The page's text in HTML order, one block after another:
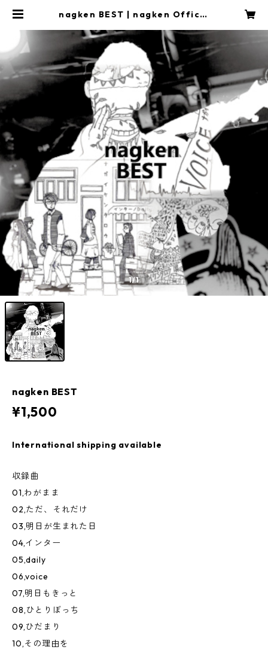
nagken BEST | nagken Officia
1/1
nagken BEST
¥1,500
International shipping available
収録曲
01,わがまま
02,ただ、それだけ
03,明日が生まれた日
04,インター
05,daily
06,voice
07,明日もきっと
08,ひとりぼっち
09,ひだまり
10,その理由を